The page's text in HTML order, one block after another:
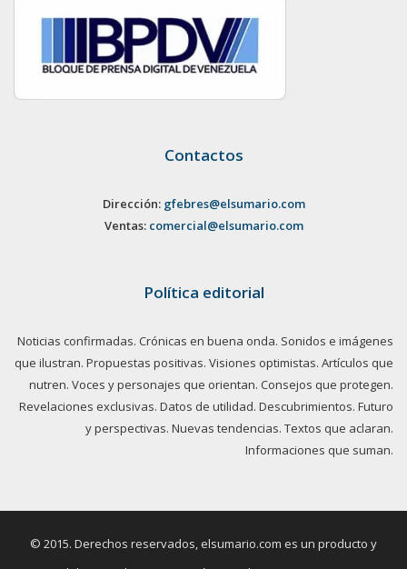
Contactos
Dirección: gfebres@elsumario.com
Ventas: comercial@elsumario.com
Política editorial
Noticias confirmadas. Crónicas en buena onda. Sonidos e imágenes
que ilustran. Propuestas positivas. Visiones optimistas. Artículos que
nutren. Voces y personajes que orientan. Consejos que protegen.
Revelaciones exclusivas. Datos de utilidad. Descubrimientos. Futuro
y perspectivas. Nuevas tendencias. Textos que aclaran.
Informaciones que suman.
© 2015. Derechos reservados, elsumario.com es un producto y